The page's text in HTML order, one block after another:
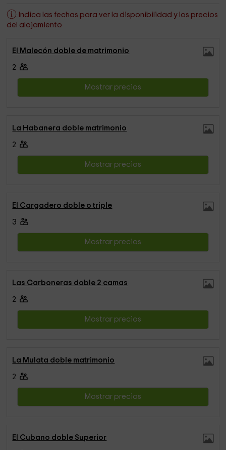
Indica las fechas para ver la disponibilidad y los precios
del alojamiento
El Malecón doble de matrimonio
2
Mostrar precios
La Habanera doble matrimonio
2
Mostrar precios
El Cargadero doble o triple
3
Mostrar precios
Las Carboneras doble 2 camas
2
Mostrar precios
La Mulata doble matrimonio
2
Mostrar precios
El Cubano doble Superior